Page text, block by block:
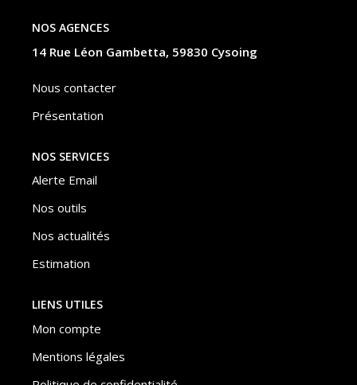
NOS AGENCES
14 Rue Léon Gambetta, 59830 Cysoing
Nous contacter
Présentation
NOS SERVICES
Alerte Email
Nos outils
Nos actualités
Estimation
LIENS UTILES
Mon compte
Mentions légales